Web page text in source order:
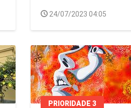
24/07/2023 04:05
PRIORIDADE 3